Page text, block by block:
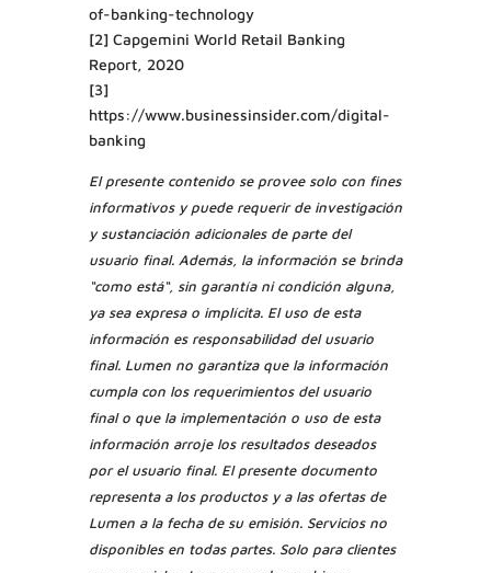
of-banking-technology
[2] Capgemini World Retail Banking
Report, 2020
[3]
https://www.businessinsider.com/digital-
banking
El presente contenido se provee solo con fines
informativos y puede requerir de investigación
y sustanciación adicionales de parte del
usuario final. Además, la información se brinda
“como está“, sin garantía ni condición alguna,
ya sea expresa o implícita. El uso de esta
información es responsabilidad del usuario
final. Lumen no garantiza que la información
cumpla con los requerimientos del usuario
final o que la implementación o uso de esta
información arroje los resultados deseados
por el usuario final. El presente documento
representa a los productos y a las ofertas de
Lumen a la fecha de su emisión. Servicios no
disponibles en todas partes. Solo para clientes